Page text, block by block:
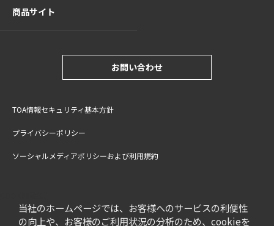
当社のホームページでは、お客様へのサービスの利便性
の向上や、お客様のご利用状況の分析のため、cookieを
商品サイト
お問い合わせ
TOA情報セキュリティ基本方針
プライバシーポリシー
ソーシャルメディアポリシーおよび利用規約
特定商取引法に基づく表記